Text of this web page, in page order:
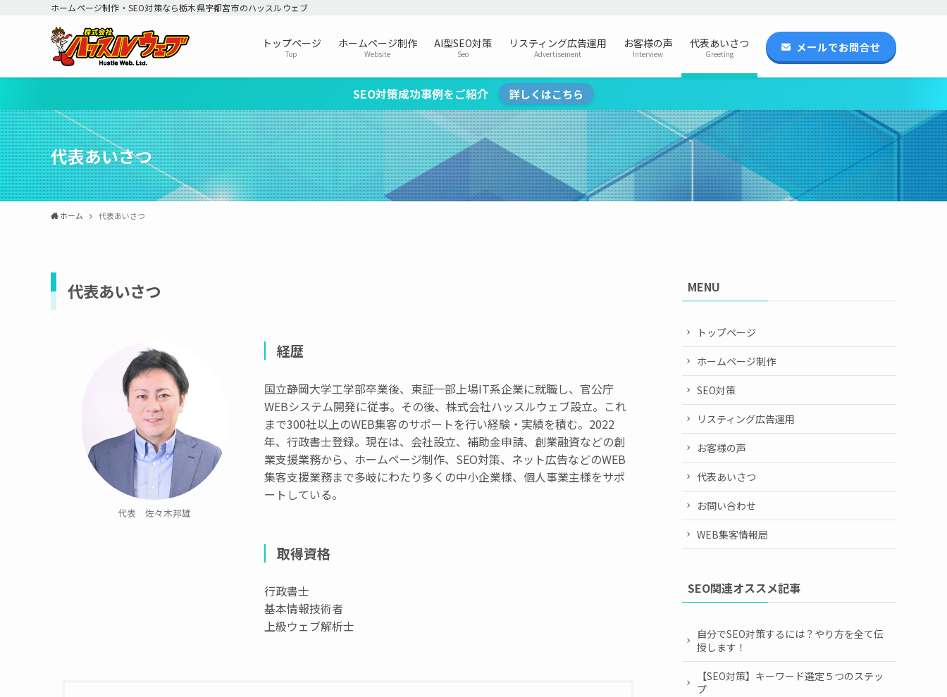
ホームページ制作・SEO対策なら栃木県宇都宮市のハッスルウェブ
トップページ
Top
ホームページ制作
Website
AI型SEO対策
Seo
リスティング広告運用
Advertisement
お客様の声
Interview
代表あいさつ
Greeting メールでお問合せ
SEO対策成功事例をご紹介 詳しくはこちら
代表あいさつ
ホーム 代表あいさつ
代表あいさつ
代表 佐々木邦雄
経歴
国立静岡大学工学部卒業後、東証一部上場IT系企業に就職し、官公庁
WEBシステム開発に従事。その後、株式会社ハッスルウェブ設立。これ
まで300社以上のWEB集客のサポートを行い経験・実績を積む。2022
年、行政書士登録。現在は、会社設立、補助金申請、創業融資などの創
業支援業務から、ホームページ制作、SEO対策、ネット広告などのWEB
集客支援業務まで多岐にわたり多くの中小企業様、個人事業主様をサポ
ートしている。
取得資格
行政書士
基本情報技術者
上級ウェブ解析士
MENU
トップページ
ホームページ制作
SEO対策
リスティング広告運用
お客様の声
代表あいさつ
お問い合わせ
WEB集客情報局
SEO関連オススメ記事
自分でSEO対策するには？やり方を全て伝
授します！
【SEO対策】キーワード選定５つのステッ
プ